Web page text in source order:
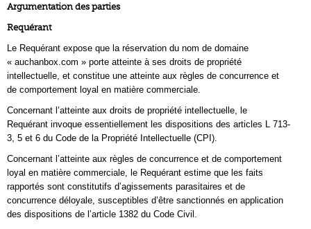
Argumentation des parties
Requérant
Le Requérant expose que la réservation du nom de domaine
« auchanbox.com » porte atteinte à ses droits de propriété
intellectuelle, et constitue une atteinte aux règles de concurrence et
de comportement loyal en matière commerciale.
Concernant l’atteinte aux droits de propriété intellectuelle, le
Requérant invoque essentiellement les dispositions des articles L 713-
3, 5 et 6 du Code de la Propriété Intellectuelle (CPI).
Concernant l’atteinte aux règles de concurrence et de comportement
loyal en matière commerciale, le Requérant estime que les faits
rapportés sont constitutifs d’agissements parasitaires et de
concurrence déloyale, susceptibles d’être sanctionnés en application
des dispositions de l’article 1382 du Code Civil.